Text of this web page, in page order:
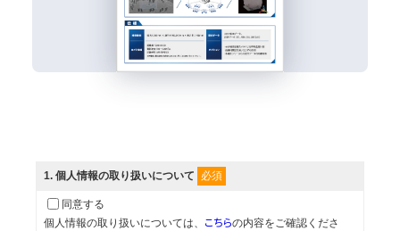
1. 個人情報の取り扱いについて 必須
同意する
個人情報の取り扱いについては、 こちらの内容をご確認くださ